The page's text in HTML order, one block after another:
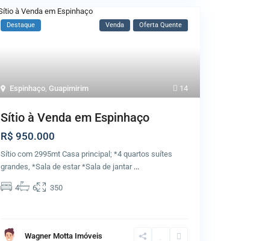
14
Espinhaço, Guapimirim
Destaque Venda Oferta Quente
Sítio à Venda em Espinhaço
R$ 950.000
Sítio com 2995mt Casa principal; *4 quartos suítes
grandes, *Sala de estar *Sala de jantar ...
4 6 350
Wagner Motta Imóveis